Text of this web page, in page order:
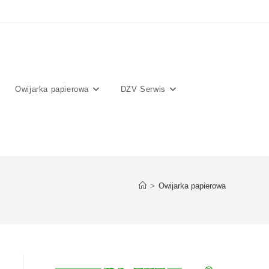
Owijarka papierowa DZV Serwis
> Owijarka papierowa